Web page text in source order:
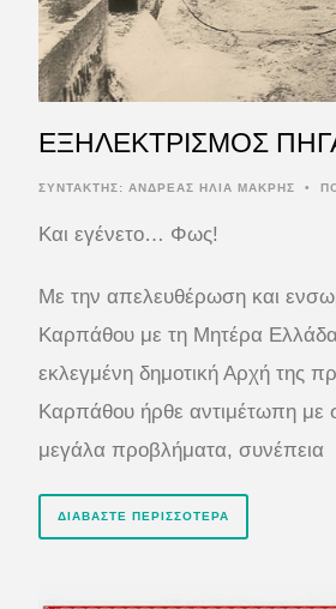
ΕΞΗΛΕΚΤΡΙΣΜΟΣ
ΣΥΝΤΆΚΤΗΣ: ΑΝΔΡΕΑΣ ΗΛΙΑ ΜΑΚΡΗΣ •
Και εγένετο… Φως!
Με την απελευθέρωση και
Καρπάθου με τη Μητέρα
εκλεγμένη δημοτική Αρχή της
Καρπάθου ήρθε αντιμέτωπη
μεγάλα προβλήματα,
ΔΙΑΒΆΣΤΕ ΠΕΡΙΣΣΌΤΕΡΑ